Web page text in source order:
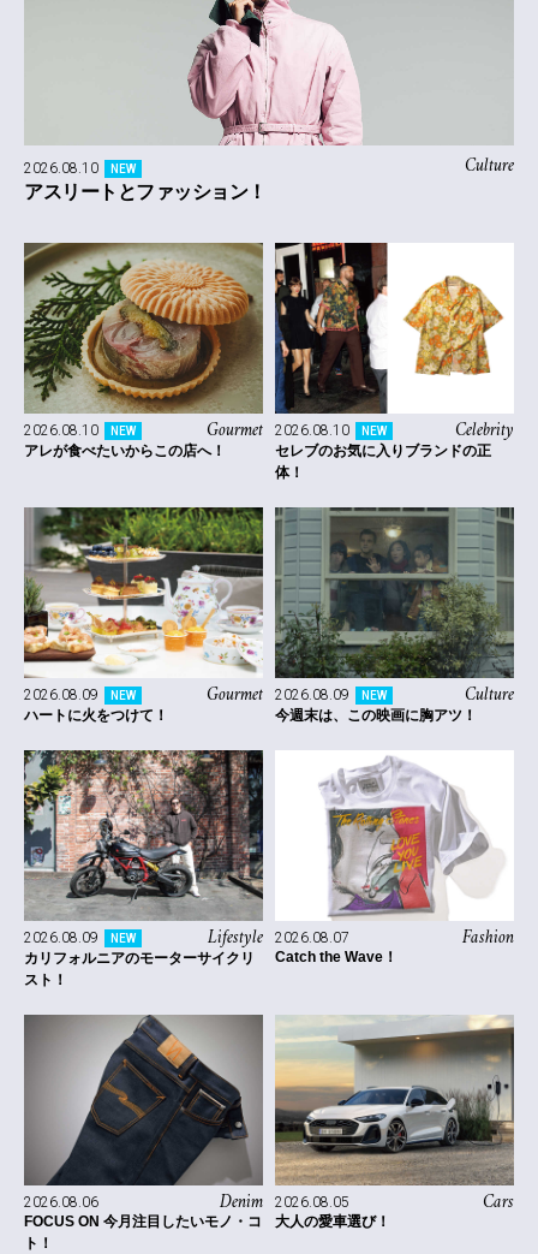
Culture
2026.08.10 NEW
アスリートとファッション！
Gourmet
2026.08.10 NEW
アレが食べたいからこの店へ！
Celebrity
2026.08.10 NEW
セレブのお気に入りブランドの正
体！
Gourmet
2026.08.09 NEW
ハートに火をつけて！
Culture
2026.08.09 NEW
今週末は、この映画に胸アツ！
Lifestyle
2026.08.09 NEW
カリフォルニアのモーターサイクリ
スト！
Fashion
2026.08.07
Catch the Wave！
Denim
2026.08.06
FOCUS ON 今月注目したいモノ・コ
ト！
Cars
2026.08.05
大人の愛車選び！